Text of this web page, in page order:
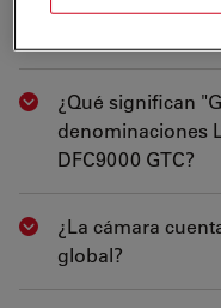
Show answer
¿Qué significan
denominaciones
DFC9000 GTC?
Show answer
¿La cámara
global?